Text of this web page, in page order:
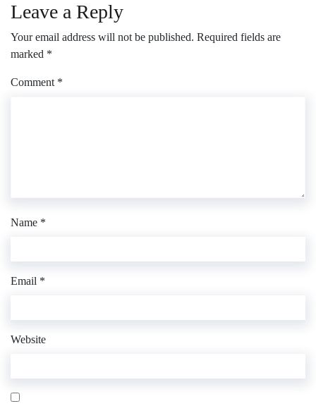
Leave a Reply
Your email address will not be published. Required fields are
marked *
Comment *
Name *
Email *
Website